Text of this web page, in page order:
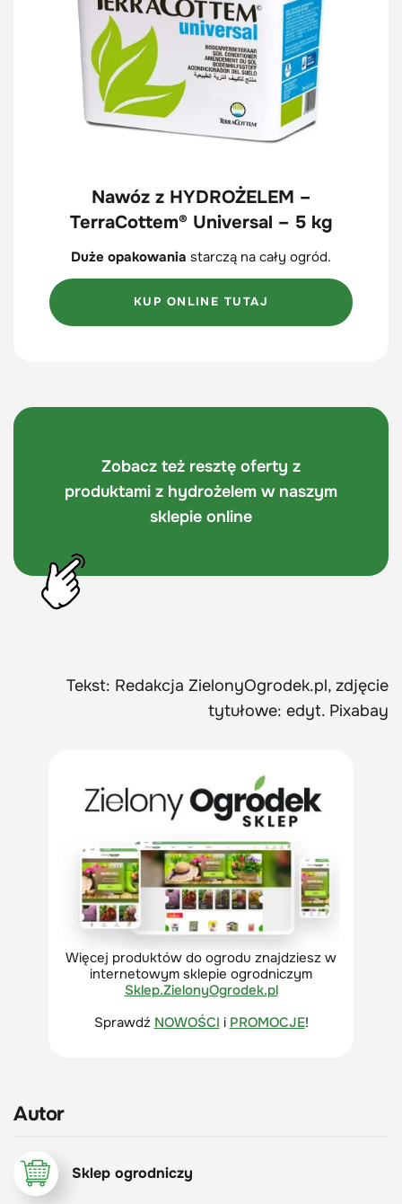
Nawóz z HYDROŻELEM –
TerraCottem® Universal – 5 kg
Duże opakowania starczą na cały ogród.
KUP ONLINE TUTAJ
Zobacz też resztę oferty z
produktami z hydrożelem w naszym
sklepie online
Tekst: Redakcja ZielonyOgrodek.pl, zdjęcie
tytułowe: edyt. Pixabay
Więcej produktów do ogrodu znajdziesz w
internetowym sklepie ogrodniczym
Sklep.ZielonyOgrodek.pl
Sprawdź NOWOŚCI i PROMOCJE!
Autor
Sklep ogrodniczy